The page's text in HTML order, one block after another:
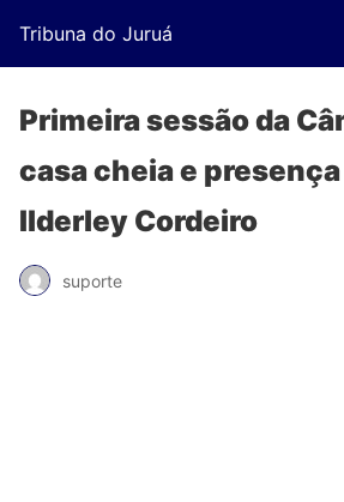
Tribuna do Juruá
Primeira sessão da
casa cheia e
Ilderley Cordeiro
suporte